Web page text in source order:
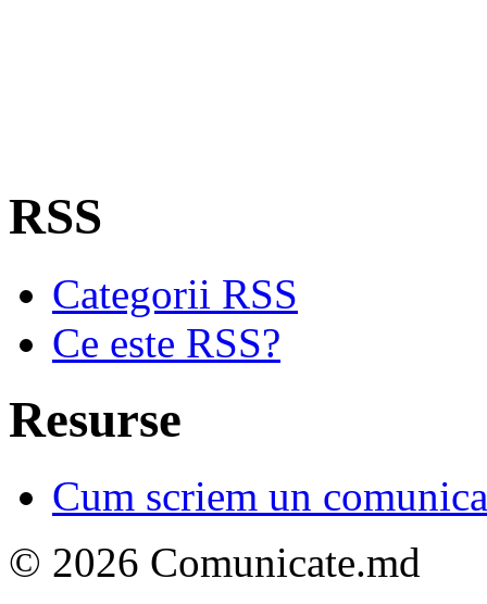
RSS
Categorii RSS
Ce este RSS?
Resurse
Cum scriem un
© 2026 Comunicate.md